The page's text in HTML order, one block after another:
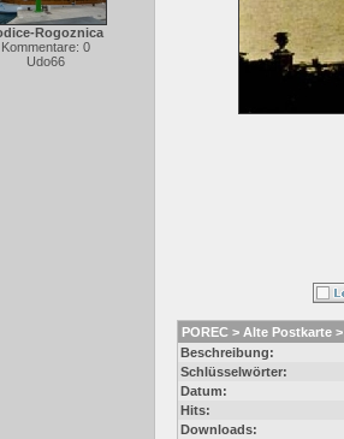
Rogoznica
Kommentare: 0
Udo66
POREC > Alte Postkarte
Beschreibung:
Schlüsselwörter:
Datum:
Hits:
Downloads: